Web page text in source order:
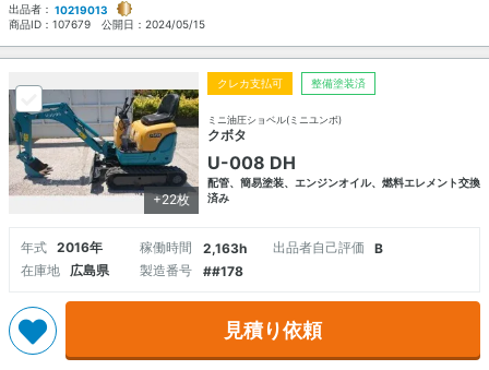
出品者： 10219013
商品ID： 107679 公開日： 2024/05/15
+22枚
クレカ支払可 整備塗装済
ミニ油圧ショベル(ミニユンボ)
クボタ
U-008 DH
配管、簡易塗装、エンジンオイル、燃料エレメント交換
済み
年式 2016年 稼働時間 2,163h 出品者自己評価
B
在庫地
広島県 製造番号 ##178
見積り依頼